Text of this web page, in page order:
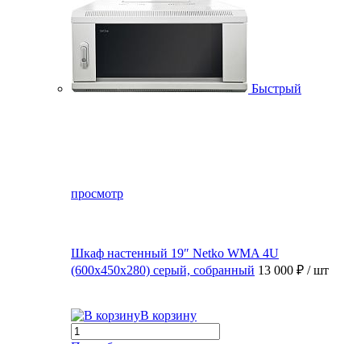
Быстрый
просмотр
Шкаф настенный 19″ Netko WMA 4U
(600x450x280) серый, собранный 13 000 ₽ / шт
В корзину